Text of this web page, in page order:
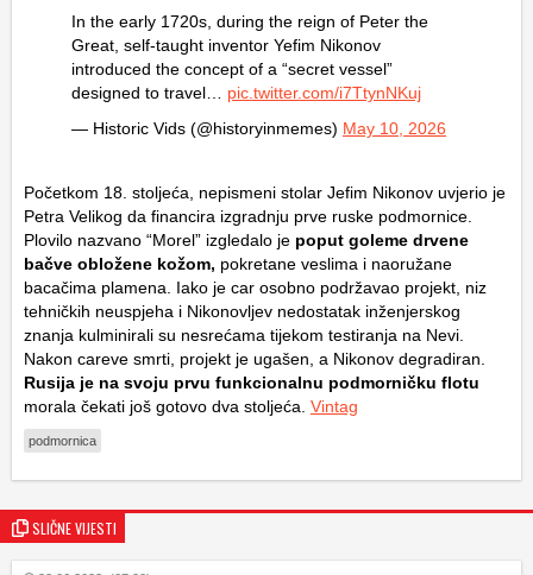
In the early 1720s, during the reign of Peter the
Great, self-taught inventor Yefim Nikonov
introduced the concept of a “secret vessel”
designed to travel… pic.twitter.com/i7TtynNKuj
— Historic Vids (@historyinmemes) May 10, 2026
Početkom 18. stoljeća, nepismeni stolar Jefim Nikonov uvjerio je
Petra Velikog da financira izgradnju prve ruske podmornice.
Plovilo nazvano “Morel” izgledalo je poput goleme drvene
bačve obložene kožom, pokretane veslima i naoružane
bacačima plamena. Iako je car osobno podržavao projekt, niz
tehničkih neuspjeha i Nikonovljev nedostatak inženjerskog
znanja kulminirali su nesrećama tijekom testiranja na Nevi.
Nakon careve smrti, projekt je ugašen, a Nikonov degradiran.
Rusija je na svoju prvu funkcionalnu podmorničku flotu
morala čekati još gotovo dva stoljeća. Vintag
podmornica
SLIČNE VIJESTI